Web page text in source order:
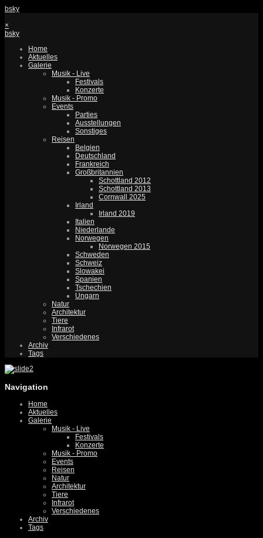
bsky
×
bsky
Home
Aktuelles
Galerie
Musik - Live
Festivals
Konzerte
Musik - Promo
Events
Parties
Ausstellungen
Sonstiges
Reisen
Belgien
Deutschland
Frankreich
Großbritannien
Schottland 2012
Schottland 2013
Cornwall 2025
Irland
Irland 2019
Italien
Niederlande
Norwegen
Norwegen 2015
Schweden
Schweiz
Slowakei
Spanien
Tschechien
Ungarn
Natur
Architektur
Tiere
Infrarot
Verschiedenes
Archiv
Tags
Navigation
Home
Aktuelles
Galerie
Musik - Live
Festivals
Konzerte
Musik - Promo
Events
Reisen
Natur
Architektur
Tiere
Infrarot
Verschiedenes
Archiv
Tags